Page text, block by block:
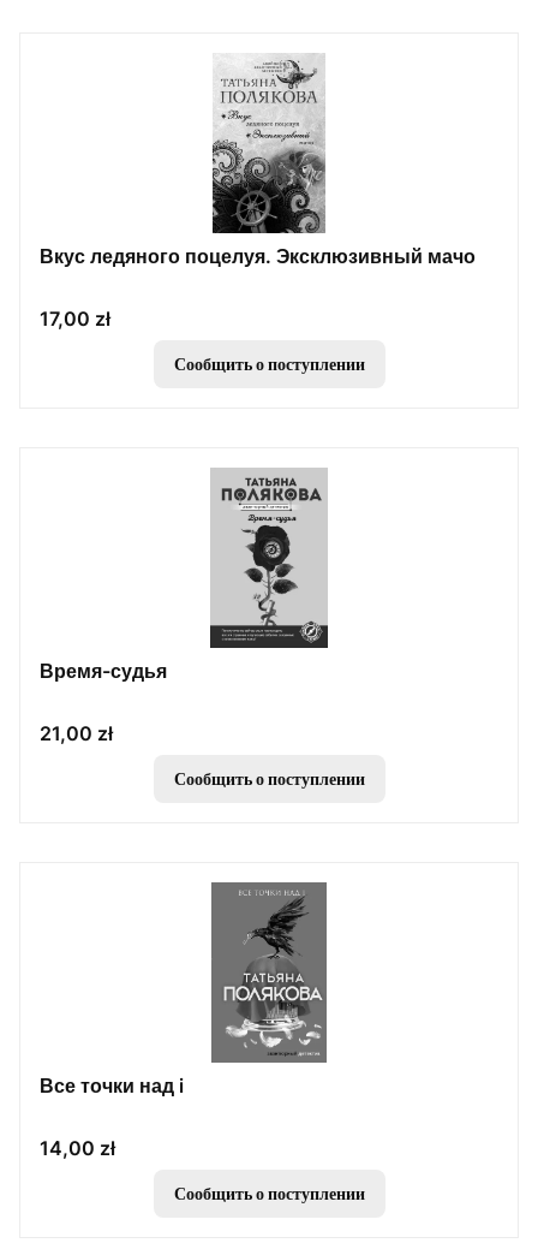
Вкус ледяного поцелуя. Эксклюзивный мачо
Цена
17,00 zł
Сообщить о поступлении
Время-судья
Цена
21,00 zł
Сообщить о поступлении
Все точки над i
Цена
14,00 zł
Сообщить о поступлении